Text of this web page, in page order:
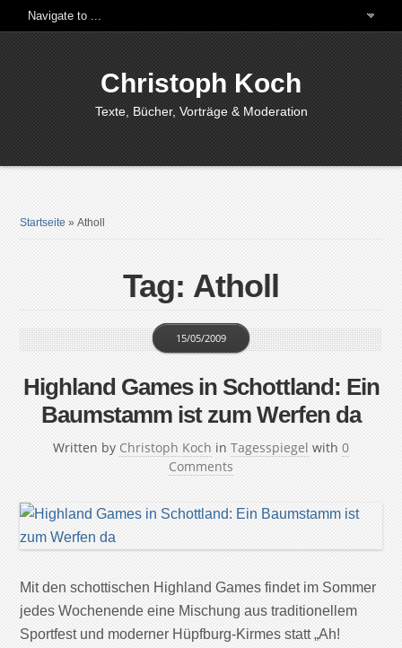
Christoph Koch
Texte, Bücher, Vorträge & Moderation
Startseite »Atholl
Tag: Atholl
Highland Games in Schottland: Ein
Baumstamm ist zum Werfen da
Written by Christoph Koch
15/05/2009
in Tagesspiegel with 0
Comments
Mit den schottischen Highland Games findet im Sommer
jedes Wochenende eine Mischung aus traditionellem
Sportfest und moderner Hüpfburg-Kirmes statt „Ah!